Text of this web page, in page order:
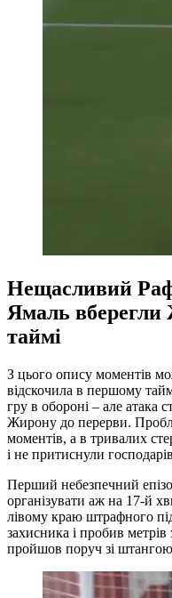
Нещасливий
Ямаль
таймі
З цього опису моментів
відскочила в першому
гру в обороні – але атака
Жирону до перерви.
моментів, а в тривалих
і не притиснули
Перший небезпечний
організувати аж на 17-й
лівому краю штрафного
захисника і пробив
пройшов поруч зі